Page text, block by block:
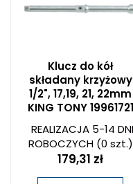
Klucz do kół
składany krzyżowy
1/2", 17,19, 21, 22mm
KING TONY 19961721
REALIZACJA 5-14 DNI
ROBOCZYCH(0 szt.)
179,31 zł